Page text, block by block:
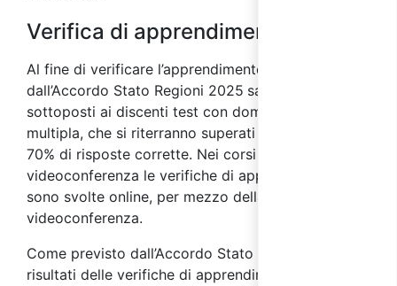
Verifica di apprendimento
Al fine di verificare l’apprendimento, come previsto
dall’Accordo Stato Regioni 2025 saranno
sottoposti ai discenti test con domande a risposta
multipla, che si riterranno superati con almeno il
70% di risposte corrette. Nei corsi svolti in
videoconferenza le verifiche di apprendimento
sono svolte online, per mezzo della piattaforma di
videoconferenza.
Come previsto dall’Accordo Stato Regioni 2025, i
risultati delle verifiche di apprendimento saranno